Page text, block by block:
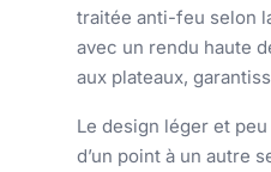
traitée anti-feu selon
avec un rendu haute
aux plateaux,
Le design léger et
d’un point à un autre